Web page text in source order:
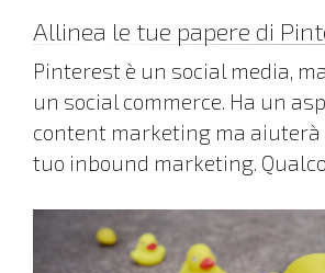
Allinea le tue papere di
Pinterest è un social media,
un social commerce. Ha un
content marketing ma aiuterà
tuo inbound marketing.